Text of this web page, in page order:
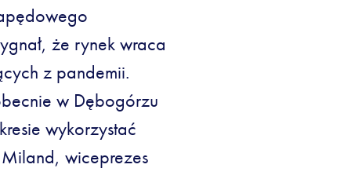
że rynek wraca
z pandemii.
w Dębogórzu
wykorzystać
wiceprezes